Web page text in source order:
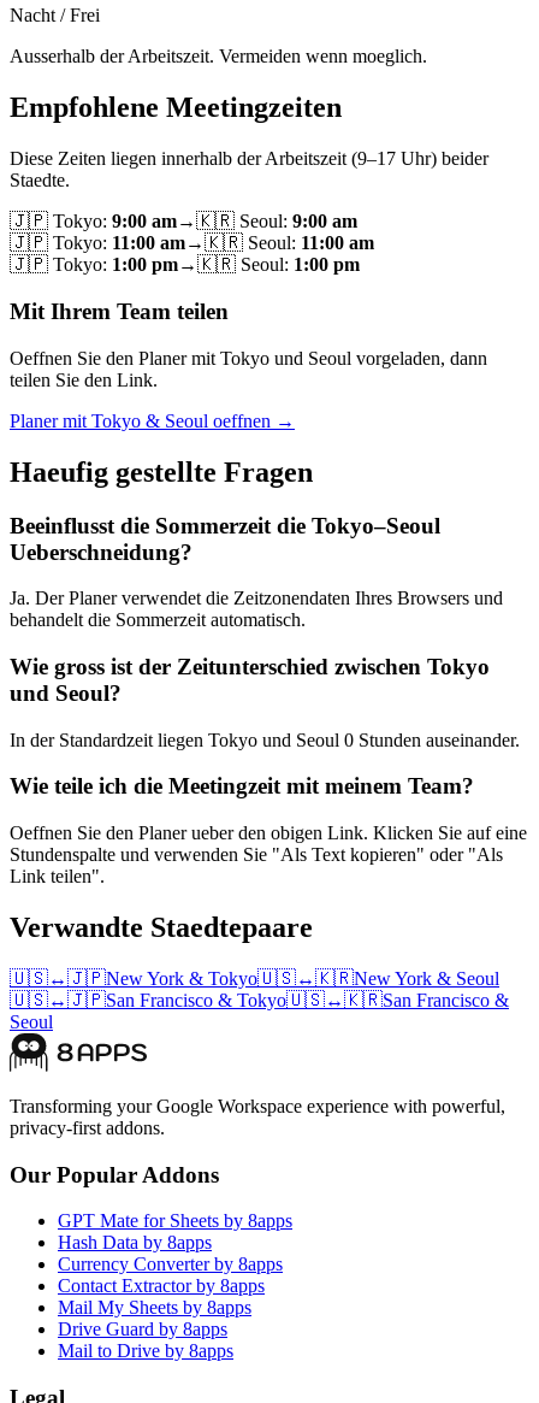
Nacht / Frei
Ausserhalb der Arbeitszeit. Vermeiden wenn moeglich.
Empfohlene Meetingzeiten
Diese Zeiten liegen innerhalb der Arbeitszeit (9–17 Uhr) beider
Staedte.
🇯🇵 Tokyo: 9:00 am→🇰🇷 Seoul: 9:00 am
🇯🇵 Tokyo: 11:00 am→🇰🇷 Seoul: 11:00 am
🇯🇵 Tokyo: 1:00 pm→🇰🇷 Seoul: 1:00 pm
Mit Ihrem Team teilen
Oeffnen Sie den Planer mit Tokyo und Seoul vorgeladen, dann
teilen Sie den Link.
Planer mit Tokyo & Seoul oeffnen →
Haeufig gestellte Fragen
Beeinflusst die Sommerzeit die Tokyo–Seoul
Ueberschneidung?
Ja. Der Planer verwendet die Zeitzonendaten Ihres Browsers und
behandelt die Sommerzeit automatisch.
Wie gross ist der Zeitunterschied zwischen Tokyo
und Seoul?
In der Standardzeit liegen Tokyo und Seoul 0 Stunden auseinander.
Wie teile ich die Meetingzeit mit meinem Team?
Oeffnen Sie den Planer ueber den obigen Link. Klicken Sie auf eine
Stundenspalte und verwenden Sie "Als Text kopieren" oder "Als
Link teilen".
Verwandte Staedtepaare
🇺🇸↔🇯🇵New York & Tokyo🇺🇸↔🇰🇷New York & Seoul
🇺🇸↔🇯🇵San Francisco & Tokyo🇺🇸↔🇰🇷San Francisco &
Seoul
Transforming your Google Workspace experience with powerful,
privacy-first addons.
Our Popular Addons
GPT Mate for Sheets by 8apps
Hash Data by 8apps
Currency Converter by 8apps
Contact Extractor by 8apps
Mail My Sheets by 8apps
Drive Guard by 8apps
Mail to Drive by 8apps
Legal